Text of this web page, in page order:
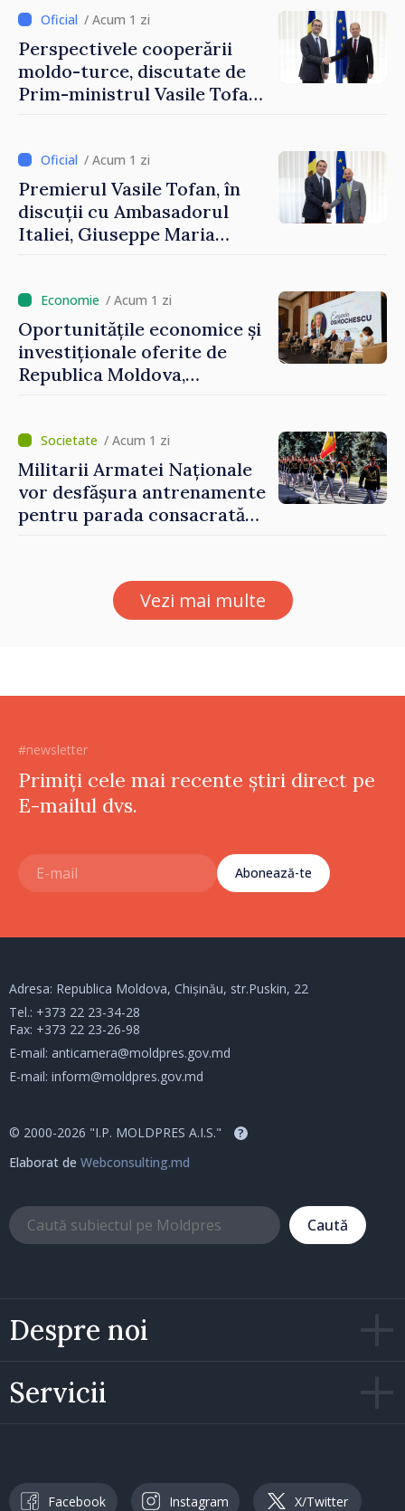
Reuniune la Moghiliov-
Podolsk
/ Acum 1 zi
Perspectivele cooperării
moldo-turce, discutate de
Prim-ministrul Vasile Tofan
/ Acum 1 zi
Premierul Vasile Tofan, în
discuții cu Ambasadorul
Italiei, Giuseppe Maria
/ Acum 1 zi
Oportunitățile economice și
investiționale oferite de
Republica Moldova,
Forumul Diasporei
/ Acum 1 zi
Militarii Armatei Naționale
vor desfășura antrenamente
pentru parada consacrată
Vezi mai multe
#newsletter
Primiți cele mai recente știri direct pe
E-mailul dvs.
Abonează-te
Despre noi
Servicii
Adresa: Republica Moldova, Chișinău, str.Puskin, 22
Tel.: +373 22 23-34-28
Fax: +373 22 23-26-98
E-mail: anticamera@moldpres.gov.md
E-mail: inform@moldpres.gov.md
© 2000-2026 "I.P. MOLDPRES A.I.S." ?
Elaborat de Webconsulting.md
Caută
Facebook Instagram X/Twitter